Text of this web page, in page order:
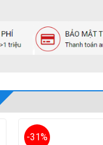
-31%